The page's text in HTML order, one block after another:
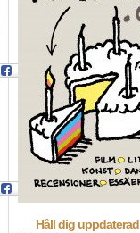
Håll dig uppdaterad